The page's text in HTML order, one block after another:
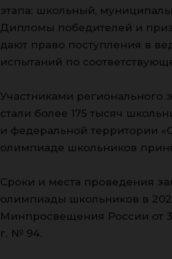
этапа: школьный,
Дипломы победителей и
дают право поступления в
испытаний по
Участниками регионального
стали более 175 тысяч
и федеральной территории
олимпиаде школьников
Сроки и места проведения
олимпиады школьников в
Минпросвещения России от
г. № 94.